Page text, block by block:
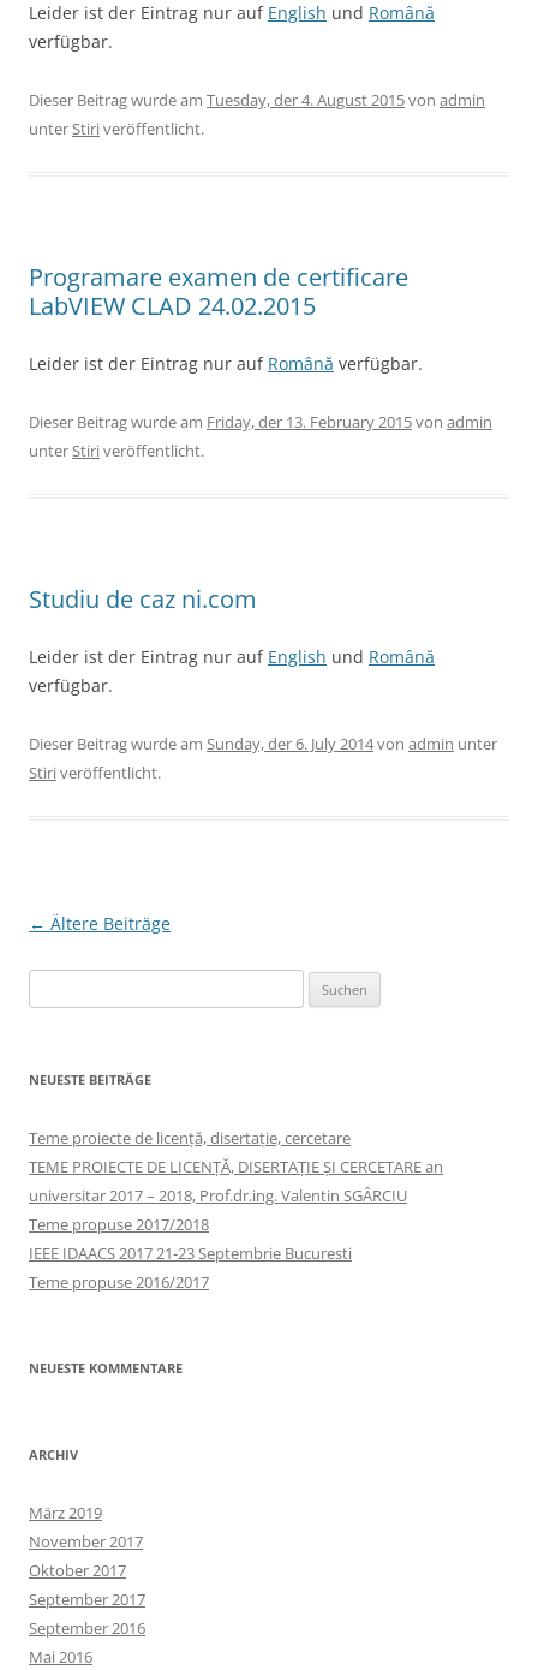
Leider ist der Eintrag nur auf English und Română
verfügbar.
Dieser Beitrag wurde am Tuesday, der 4. August 2015von admin
unterStiriveröffentlicht.
Programare examen de certificare
LabVIEW CLAD 24.02.2015
Leider ist der Eintrag nur auf Română verfügbar.
Dieser Beitrag wurde am Friday, der 13. February 2015von admin
unterStiriveröffentlicht.
Studiu de caz ni.com
Leider ist der Eintrag nur auf English und Română
verfügbar.
Dieser Beitrag wurde am Sunday, der 6. July 2014von admin unter
Stiriveröffentlicht.
Beitragsnavigation
← Ältere Beiträge
nach:
NEUESTE BEITRÄGE
Teme proiecte de licență, disertație, cercetare
TEME PROIECTE DE LICENȚĂ, DISERTAȚIE ȘI CERCETARE an
universitar 2017 – 2018, Prof.dr.ing. Valentin SGÂRCIU
Teme propuse 2017/2018
IEEE IDAACS 2017 21-23 Septembrie Bucuresti
Teme propuse 2016/2017
NEUESTE KOMMENTARE
ARCHIV
März 2019
November 2017
Oktober 2017
September 2017
September 2016
Mai 2016